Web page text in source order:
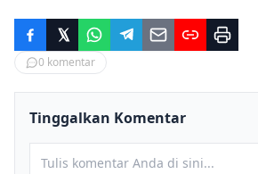
0 komentar
Tinggalkan Komentar